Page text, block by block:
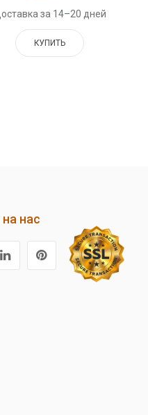
за 14–20 дней
КУПИТЬ
нас